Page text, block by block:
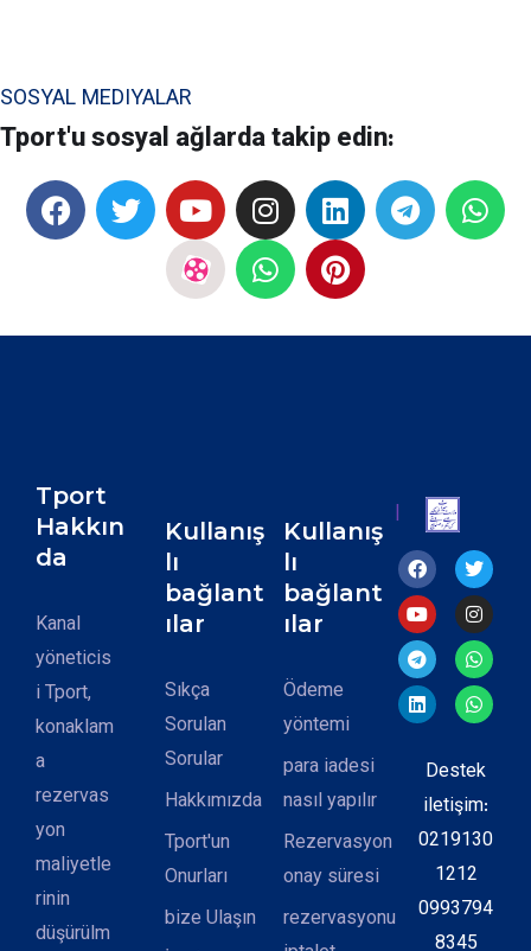
SOSYAL MEDIYALAR
Tport'u sosyal ağlarda takip edin:
Tport
Hakkın
da
Kanal
yöneticis
i Tport,
konaklam
a
rezervas
yon
maliyetle
rinin
düşürülm
Kullanış
lı
bağlant
ılar
Sıkça
Sorulan
Sorular
Hakkımızda
Tport'un
Onurları
bize Ulaşın
Kullanış
lı
bağlant
ılar
Ödeme
yöntemi
para iadesi
nasıl yapılır
Rezervasyon
onay süresi
rezervasyonu
|
Destek
iletişim:
0219130
1212
0993794
8345